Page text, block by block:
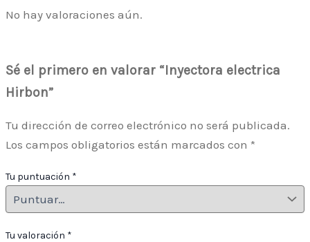
No hay valoraciones aún.
Sé el primero en valorar “Inyectora electrica
Hirbon”
Tu dirección de correo electrónico no será publicada.
Los campos obligatorios están marcados con *
Tu puntuación *
Tu valoración *